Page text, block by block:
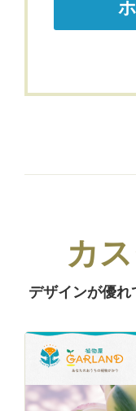
カ
デザインが優